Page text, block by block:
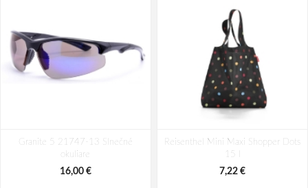
Granite 5 21747-13 Slnečné
okuliare
16,00 €
Reisenthel Mini Maxi Shopper Dots
15 l
7,22 €